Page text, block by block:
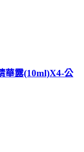
華露(10ml)X4-公